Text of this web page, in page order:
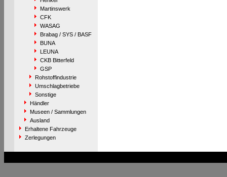
Martinswerk
CFK
WASAG
Brabag / SYS / BASF
BUNA
LEUNA
CKB Bitterfeld
GSP
Rohstoffindustrie
Umschlagbetriebe
Sonstige
Händler
Museen / Sammlungen
Ausland
Erhaltene Fahrzeuge
Zerlegungen